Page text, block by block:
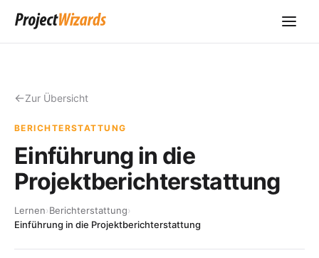
Zur Übersicht
BERICHTERSTATTUNG
Einführung in die
Projektberichterstattung
Lernen›Berichterstattung›
Einführung in die Projektberichterstattung